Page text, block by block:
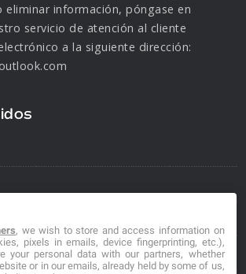
eliminar información, póngase en
servicio de atención al cliente
a la siguiente dirección:
, we wish to store and access information on
pixels in emails, device fingerprinting, etc.),
your personal data with our partners, whether
or in our emails, already held by some of us,